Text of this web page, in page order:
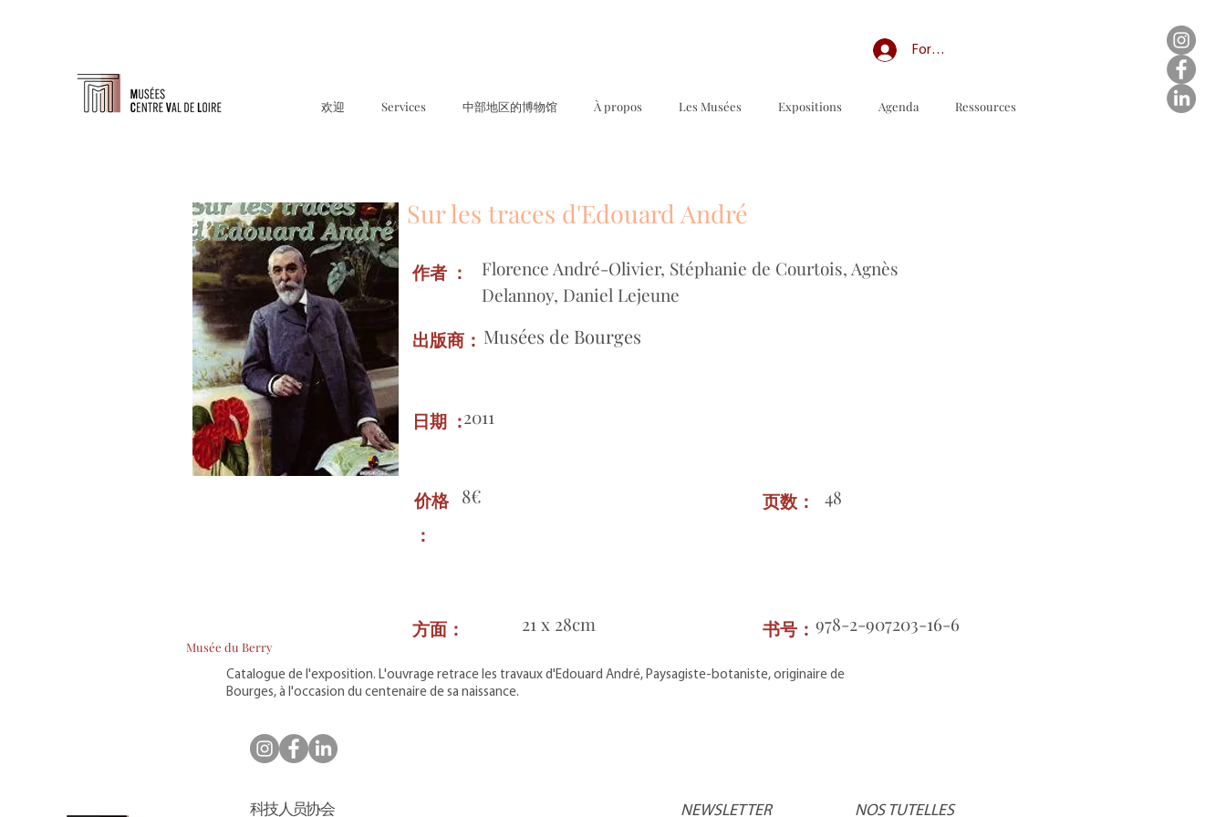
Forum professionnel/My Groups
欢迎 Services 中部地区的博物馆 À propos Les Musées Expositions Agenda Ressources
Sur les traces d'Edouard André
作者 ：
Florence André-Olivier, Stéphanie de Courtois, Agnès
Delannoy, Daniel Lejeune
Musées de Bourges
出版商：
2011
日期 ：
8€
价格
：
48
页数：
Musée du Berry
21 x 28cm
方面： 978-2-907203-16-6
书号：
Catalogue de l'exposition. L'ouvrage retrace les travaux d'Edouard André, Paysagiste-botaniste, originaire de
Bourges, à l'occasion du centenaire de sa naissance.
科技人员协会 NEWSLETTER NOS TUTELLES